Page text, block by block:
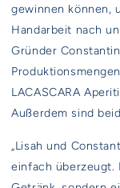
gewinnen können,
Handarbeit nach
Gründer
LACASCARA
Außerdem sind
„Lisah und
einfach überzeugt.